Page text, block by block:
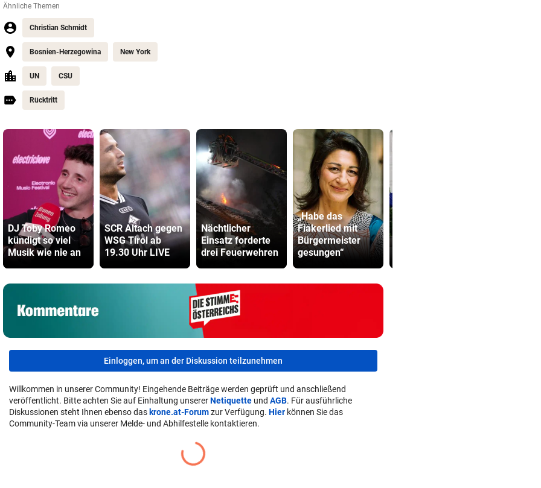
Ähnliche Themen
Christian Schmidt
Bosnien-Herzegowina New York
UN CSU
Rücktritt
DJ Toby Romeo
kündigt so viel
Musik wie nie an
SCR Altach gegen
WSG Tirol ab
19.30 Uhr LIVE
Nächtlicher
Einsatz forderte
drei Feuerwehren
„Habe das
Fiakerlied mit
Bürgermeister
gesungen“
Einloggen, um an der Diskussion teilzunehmen
Willkommen in unserer Community! Eingehende Beiträge werden geprüft und anschließend
veröffentlicht. Bitte achten Sie auf Einhaltung unsererNetiquette und AGB. Für ausführliche
Diskussionen steht Ihnen ebenso das krone.at-Forumzur Verfügung. Hier können Sie das
Community-Team via unserer Melde- und Abhilfestelle kontaktieren.